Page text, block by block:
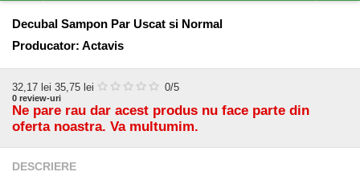
Decubal Sampon Par Uscat si Normal
Producator: Actavis
32,17 lei 35,75 lei 0/5
0 review-uri
Ne pare rau dar acest produs nu face parte din
oferta noastra. Va multumim.
DESCRIERE